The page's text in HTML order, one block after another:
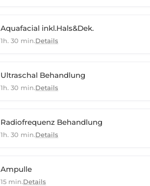
Aquafacial inkl.Hals&Dek.
1h. 30 min.Details
Ultraschal Behandlung
1h. 30 min.Details
Radiofrequenz Behandlung
1h. 30 min.Details
Ampulle
15 min.Details